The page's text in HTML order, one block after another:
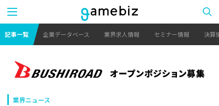
記事一覧 企業データベース 業界求人情報 セミナー情報 決算
業界ニュース